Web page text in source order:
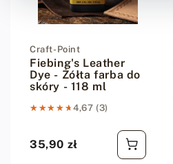
Dostawca:
Craft-Point
Fiebing's Leather
Dye - Żółta farba do
skóry - 118 ml
★★★★★
★★★★★4,67 (3)
Cena regularna
35,90 zł